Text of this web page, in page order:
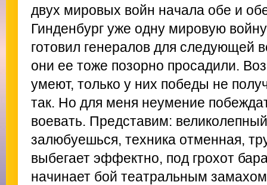
двух мировых войн начала обе и
Гинденбург уже одну мировую
готовил генералов для следующей
они ее тоже позорно просадили.
умеют, только у них победы не
так. Но для меня неумение
воевать. Представим:
залюбуешься, техника отменная,
выбегает эффектно, под грохот
начинает бой театральным